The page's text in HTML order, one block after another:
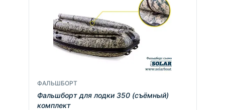
ФАЛЬШБОРТ
Фальшборт для лодки 350 (съёмный)
комплект